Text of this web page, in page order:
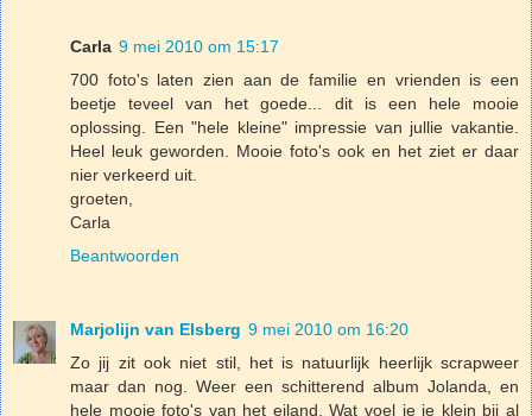
Carla 9 mei 2010 om 15:17
700 foto's laten zien aan de familie en vrienden is een
beetje teveel van het goede... dit is een hele mooie
oplossing. Een "hele kleine" impressie van jullie vakantie.
Heel leuk geworden. Mooie foto's ook en het ziet er daar
nier verkeerd uit.
groeten,
Carla
Beantwoorden
Marjolijn van Elsberg 9 mei 2010 om 16:20
Zo jij zit ook niet stil, het is natuurlijk heerlijk scrapweer
maar dan nog. Weer een schitterend album Jolanda, en
hele mooie foto's van het eiland. Wat voel je je klein bij al